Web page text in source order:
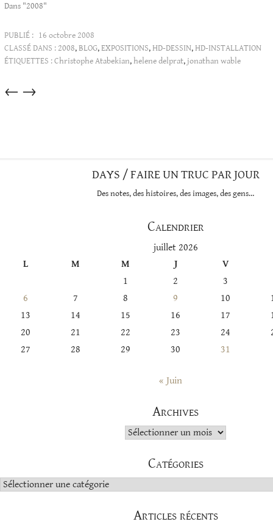
Dans "2008"
PUBLIÉ : 16 octobre 2008
CLASSÉ DANS : 2008,BLOG,EXPOSITIONS,HD-DESSIN,HD-INSTALLATION
ÉTIQUETTES :Christophe Atabekian,helene delprat, jonathan wable
Articles
→
←
DAYS / FAIRE UN TRUC PAR JOUR
Des notes, des histoires, des images, des gens…
Calendrier
juillet 2026
L
M M J
V
1
2
3
6
7 8 9 10
13
14 15 16 17
20
21 22 23 24
27
28 29 30 31
« Juin
Archives
Archives
Catégories
Catégories
Articles récents